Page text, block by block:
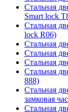
Стальная
Smart lock
Стальная
lock R06)
Стальная
Стальная
Стальная
Стальная
888)
Стальная
замковая
Стальная